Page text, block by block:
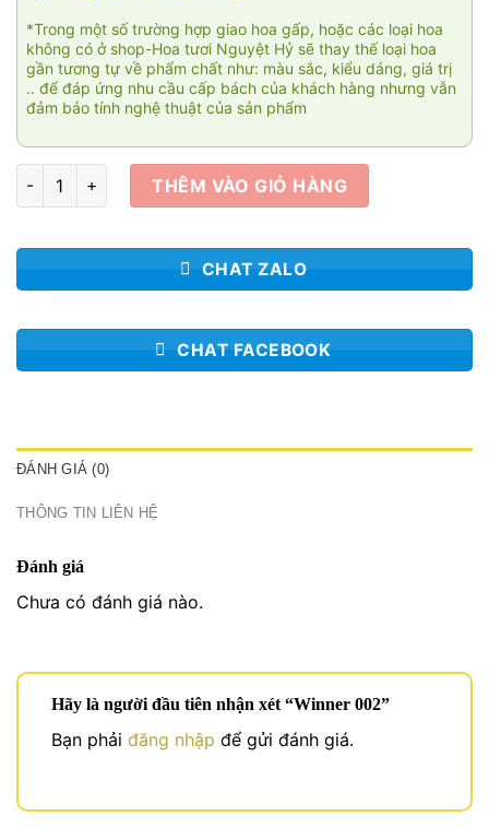
*Trong một số trường hợp giao hoa gấp, hoặc các loại hoa
không có ở shop-Hoa tươi Nguyệt Hỷ sẽ thay thế loại hoa
gần tương tự về phẩm chất như: màu sắc, kiểu dáng, giá trị
.. để đáp ứng nhu cầu cấp bách của khách hàng nhưng vẫn
đảm bảo tính nghệ thuật của sản phẩm
Winner 002 số lượngTHÊM VÀO GIỎ HÀNG
CHAT ZALO
CHAT FACEBOOK
ĐÁNH GIÁ (0)
THÔNG TIN LIÊN HỆ
Đánh giá
Chưa có đánh giá nào.
Hãy là người đầu tiên nhận xét “Winner 002”
Bạn phải đăng nhập để gửi đánh giá.